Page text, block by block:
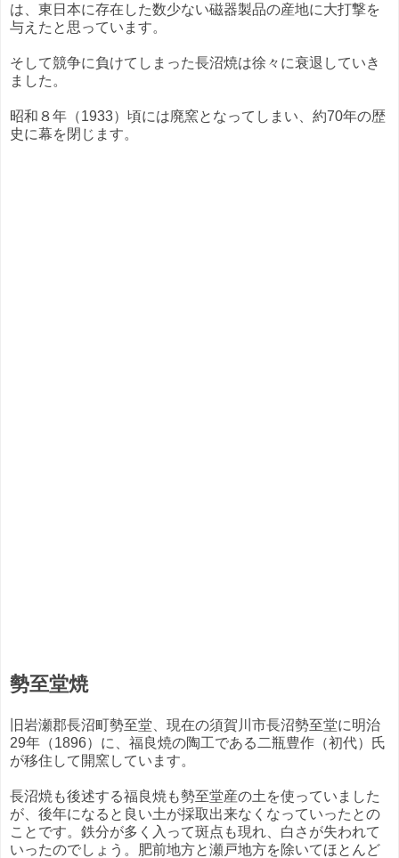
は、東日本に存在した数少ない磁器製品の産地に大打撃を
与えたと思っています。
そして競争に負けてしまった長沼焼は徐々に衰退していき
ました。
昭和８年（1933）頃には廃窯となってしまい、約70年の歴
史に幕を閉じます。
勢至堂焼
旧岩瀬郡長沼町勢至堂、現在の須賀川市長沼勢至堂に明治
29年（1896）に、福良焼の陶工である二瓶豊作（初代）氏
が移住して開窯しています。
長沼焼も後述する福良焼も勢至堂産の土を使っていました
が、後年になると良い土が採取出来なくなっていったとの
ことです。鉄分が多く入って斑点も現れ、白さが失われて
いったのでしょう。肥前地方と瀬戸地方を除いてほとんど